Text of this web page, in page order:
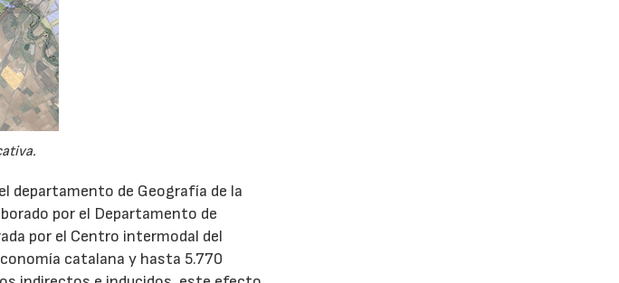
departamento de Geografía de la
por el Departamento de
por el Centro intermodal del
catalana y hasta 5.770